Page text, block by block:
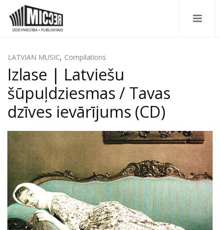
LATVIAN MUSIC, Compilations
Izlase | Latviešu
šūpuļdziesmas / Tavas
dzīves ievārījums (CD)